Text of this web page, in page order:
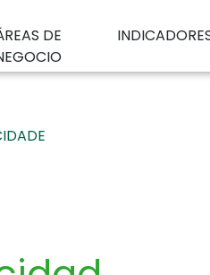
DE